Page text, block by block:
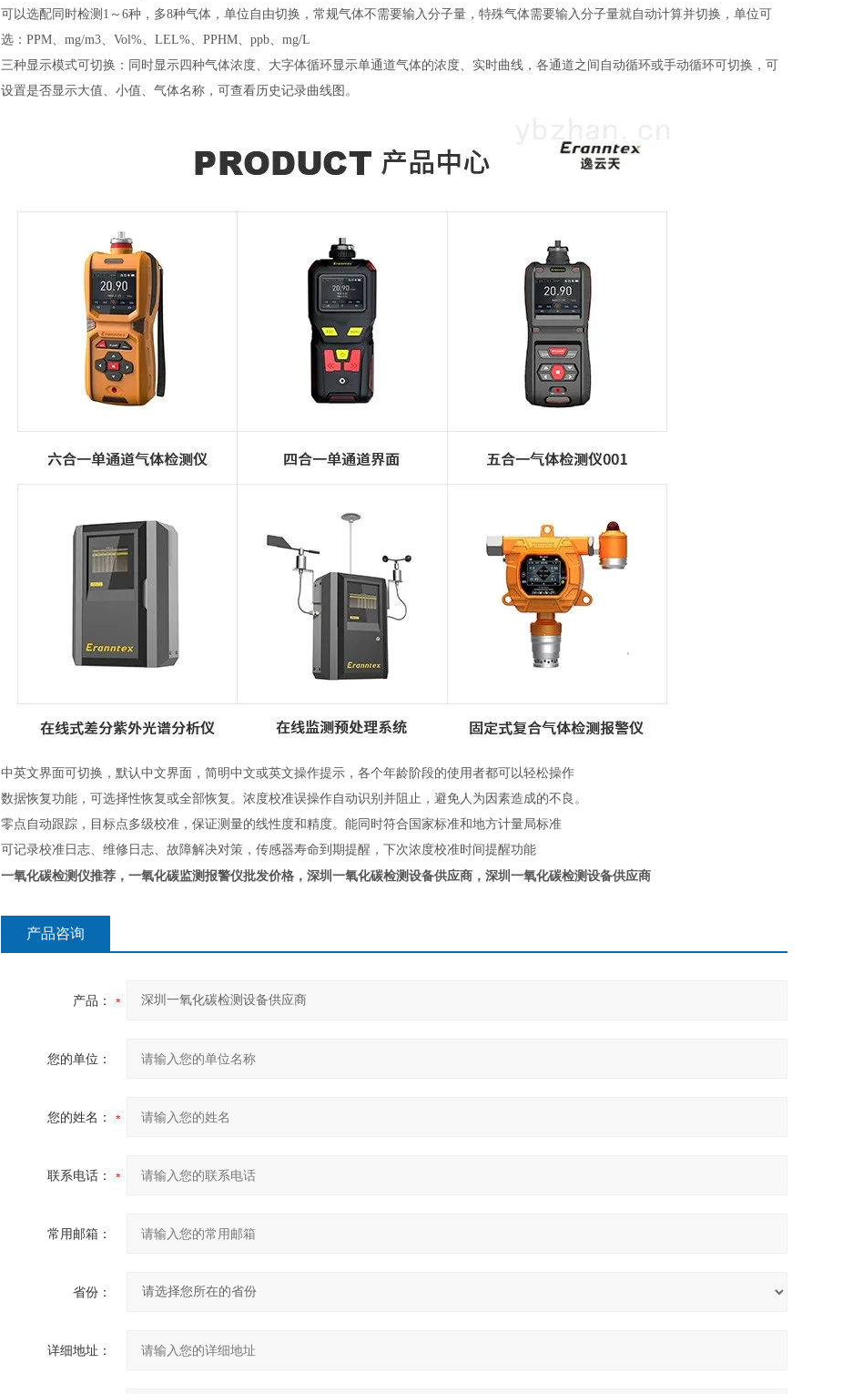
可以选配同时检测1～6种，多8种气体，单位自由切换，常规气体不需要输入分子量，特殊气体需要输入分子量就自动计算并切换，单位可
选：PPM、mg/m3、Vol%、LEL%、PPHM、ppb、mg/L
三种显示模式可切换：同时显示四种气体浓度、大字体循环显示单通道气体的浓度、实时曲线，各通道之间自动循环或手动循环可切换，可
设置是否显示大值、小值、气体名称，可查看历史记录曲线图。
中英文界面可切换，默认中文界面，简明中文或英文操作提示，各个年龄阶段的使用者都可以轻松操作
数据恢复功能，可选择性恢复或全部恢复。浓度校准误操作自动识别并阻止，避免人为因素造成的不良。
零点自动跟踪，目标点多级校准，保证测量的线性度和精度。能同时符合国家标准和地方计量局标准
可记录校准日志、维修日志、故障解决对策，传感器寿命到期提醒，下次浓度校准时间提醒功能
一氧化碳检测仪推荐，一氧化碳监测报警仪批发价格， 深圳一氧化碳检测设备供应商 ， 深圳一氧化碳检测设备供应商
产品咨询
产品：
您的单位：
您的姓名：
联系电话：
常用邮箱：
省份：
详细地址：